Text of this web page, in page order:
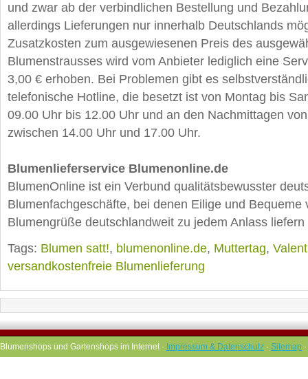
und zwar ab der verbindlichen Bestellung und
allerdings Lieferungen nur innerhalb Deutschlands
Zusatzkosten zum ausgewiesenen Preis des
Blumenstrausses wird vom Anbieter lediglich eine
3,00 € erhoben. Bei Problemen gibt es
telefonische Hotline, die besetzt ist von Montag bis
09.00 Uhr bis 12.00 Uhr und an den Nachmittagen
zwischen 14.00 Uhr und 17.00 Uhr.
Blumenlieferservice Blumenonline.de
BlumenOnline ist ein Verbund qualitätsbewusster
Blumenfachgeschäfte, bei denen Eilige und Bequeme
Blumengrüße deutschlandweit zu jedem Anlass
Tags: Blumen satt!, blumenonline.de, Muttertag,
versandkostenfreie Blumenlieferung
Blumenshops und Gartenshops im Internet · Impressum & Datenschutz · Sitemap